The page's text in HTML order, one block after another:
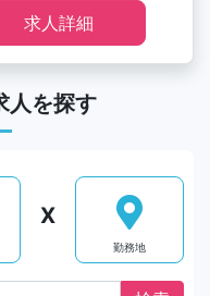
求人詳細
人を探す
X
勤務地